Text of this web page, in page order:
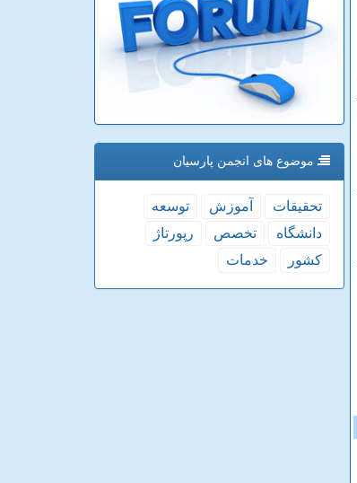
موضوع های انجمن پارسیان
تحقیقات آموزش
توسعه
دانشگاه
تخصص
رپورتاژ
كشور
خدمات